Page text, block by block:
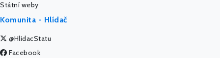
Státní weby
Komunita - Hlídač
@HlidacStatu
Facebook